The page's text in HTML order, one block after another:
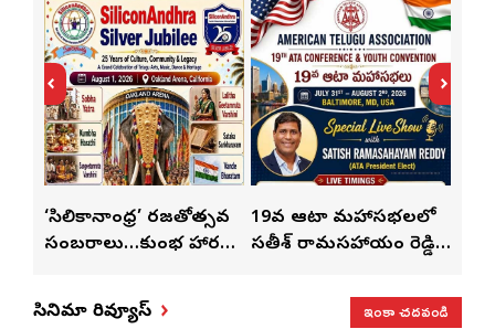
‘సిలికానాంధ్ర’ రజతోత్సవ
సంబరాలు…కుంభ హారతి
19వ ఆటా మహాసభలలో
సతీశ్ రామసహాయం రెడ్డి
సినిమా రివ్యూస్
ఇంకా చదవండి